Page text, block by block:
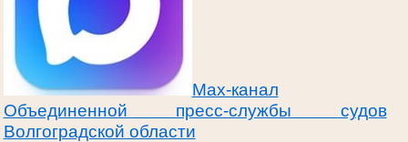
Max-канал
Объединенной пресс-службы судов
Волгоградской области